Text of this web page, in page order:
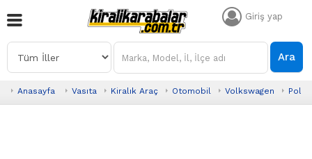
Giriş yap
Ara
Anasayfa Vasıta Kiralık Araç Otomobil Volkswagen Polo